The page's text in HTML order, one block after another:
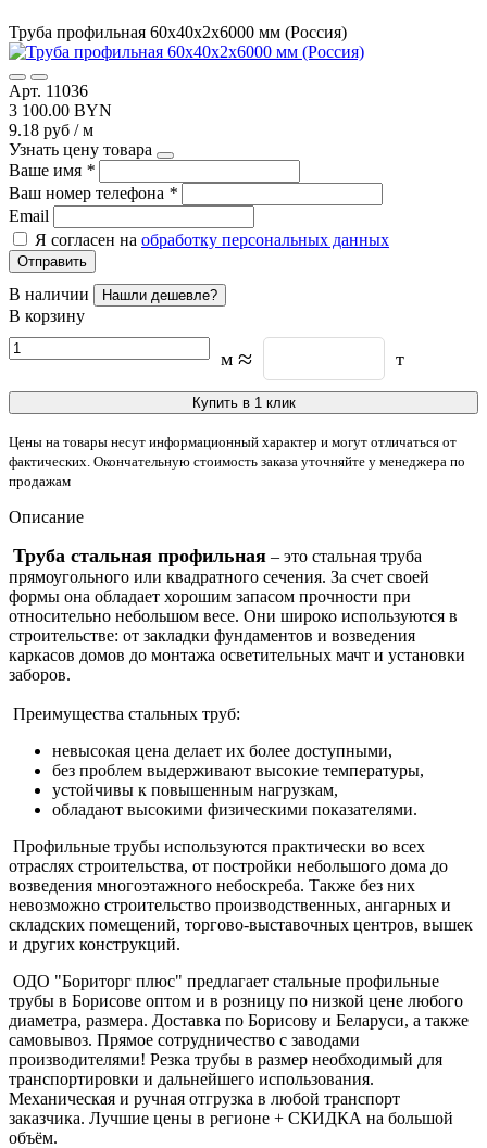
Труба профильная 60х40х2х6000 мм (Россия)
Арт. 11036
3 100.00 BYN
9.18 руб / м
Узнать цену товара
Ваше имя *
Ваш номер телефона *
Email
Я согласен на обработку персональных данных
Отправить
В наличии Нашли дешевле?
В корзину
м ≈ т
Купить в 1 клик
Цены на товары несут информационный характер и могут отличаться от
фактических. Окончательную стоимость заказа уточняйте у менеджера по
продажам
Описание
Труба стальная профильная – это стальная труба
прямоугольного или квадратного сечения. За счет своей
формы она обладает хорошим запасом прочности при
относительно небольшом весе. Они широко используются в
строительстве: от закладки фундаментов и возведения
каркасов домов до монтажа осветительных мачт и установки
заборов.
Преимущества стальных труб:
невысокая цена делает их более доступными,
без проблем выдерживают высокие температуры,
устойчивы к повышенным нагрузкам,
обладают высокими физическими показателями.
Профильные трубы используются практически во всех
отраслях строительства, от постройки небольшого дома до
возведения многоэтажного небоскреба. Также без них
невозможно строительство производственных, ангарных и
складских помещений, торгово-выставочных центров, вышек
и других конструкций.
ОДО "Бориторг плюс" предлагает стальные профильные
трубы в Борисове оптом и в розницу по низкой цене любого
диаметра, размера. Доставка по Борисову и Беларуси, а также
самовывоз. Прямое сотрудничество с заводами
производителями! Резка трубы в размер необходимый для
транспортировки и дальнейшего использования.
Механическая и ручная отгрузка в любой транспорт
заказчика. Лучшие цены в регионе + СКИДКА на большой
объём.